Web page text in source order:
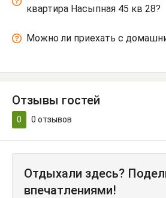
квартира Насыпная 45 кв 28?
Можно ли приехать с
Отзывы гостей
0 0 отзывов
Отдыхали здесь?
впечатлениями!